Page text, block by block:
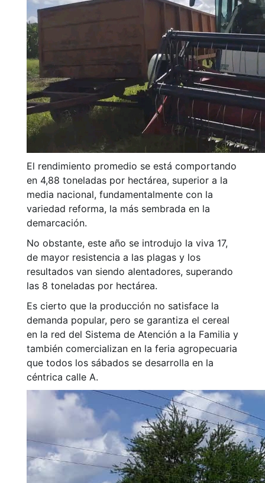
El rendimiento promedio se está comportando
en 4,88 toneladas por hectárea, superior a la
media nacional, fundamentalmente con la
variedad reforma, la más sembrada en la
demarcación.
No obstante, este año se introdujo la viva 17,
de mayor resistencia a las plagas y los
resultados van siendo alentadores, superando
las 8 toneladas por hectárea.
Es cierto que la producción no satisface la
demanda popular, pero se garantiza el cereal
en la red del Sistema de Atención a la Familia y
también comercializan en la feria agropecuaria
que todos los sábados se desarrolla en la
céntrica calle A.